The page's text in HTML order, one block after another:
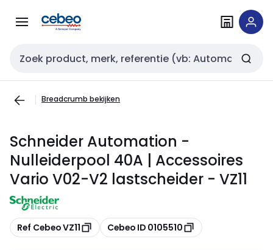
naar
naar
Zoekveld invoer
Breadcrumb bekijken
Schneider Automation -
Nulleiderpool 40A | Accessoires
Vario V02-V2 lastscheider - VZ11
Kopiëren
Ref Cebeo VZ11 Kopiëren
Cebeo ID 0105510